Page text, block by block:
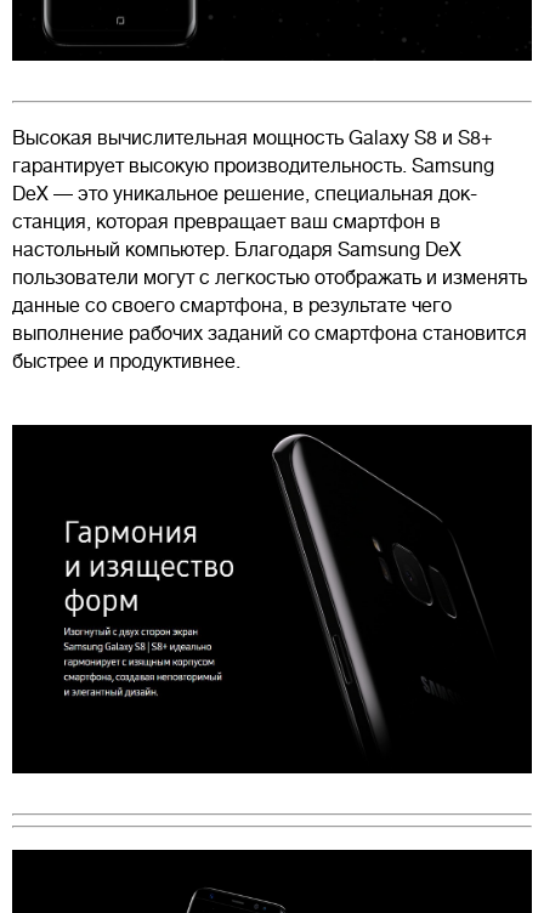
Высокая вычислительная мощность Galaxy S8 и S8+
гарантирует высокую производительность. Samsung
DeX — это уникальное решение, специальная док-
станция, которая превращает ваш смартфон в
настольный компьютер. Благодаря Samsung DeX
пользователи могут с легкостью отображать и изменять
данные со своего смартфона, в результате чего
выполнение рабочих заданий со смартфона становится
быстрее и продуктивнее.